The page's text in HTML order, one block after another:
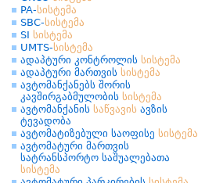
PA-სისტემა
SBC-სისტემა
SI სისტემა
UMTS-სისტემა
ადაპტური კონტროლის სისტემა
ადაპტური მართვის სისტემა
ავტომანქანებს შორის
კავშირგაბმულობის სისტემა
ავტომანქანის საწვავის ავზის
ტევადობა
ავტომატიზებული საოფისე სისტემა
ავტომატური მართვის
სატრანსპორტო საშუალებათა
სისტემა